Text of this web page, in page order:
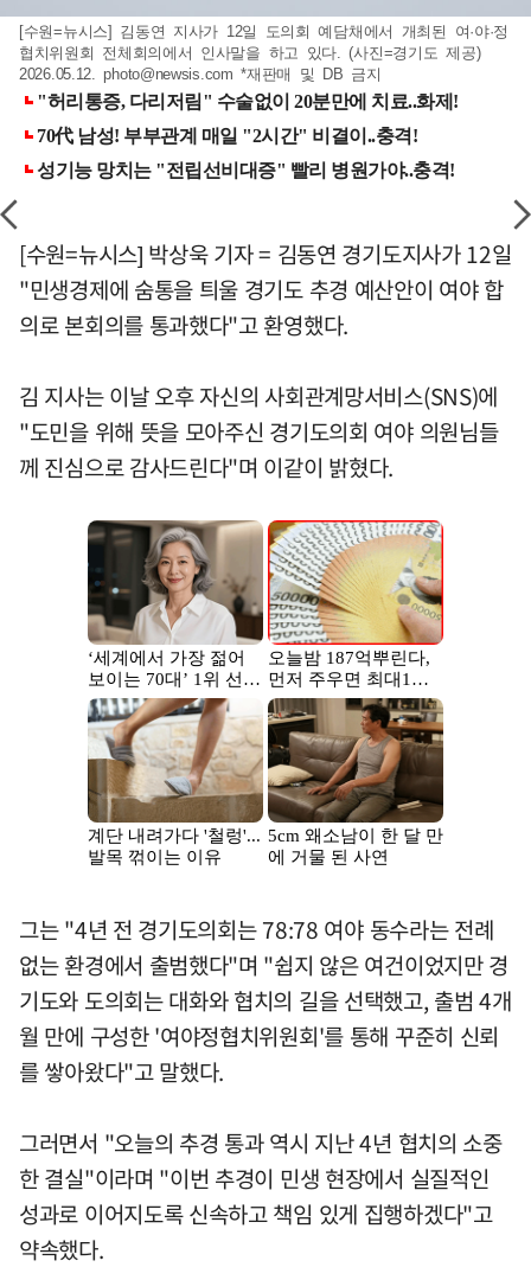
[수원=뉴시스] 김동연 지사가 12일 도의회 예담채에서 개최된 여·야·정
협치위원회 전체회의에서 인사말을 하고 있다. (사진=경기도 제공)
2026.05.12.photo@newsis.com *재판매 및 DB 금지
[수원=뉴시스] 박상욱 기자 = 김동연 경기도지사가 12일
"민생경제에 숨통을 틔울 경기도 추경 예산안이 여야 합
의로 본회의를 통과했다"고 환영했다.
김 지사는 이날 오후 자신의 사회관계망서비스(SNS)에
"도민을 위해 뜻을 모아주신 경기도의회 여야 의원님들
께 진심으로 감사드린다"며 이같이 밝혔다.
그는 "4년 전 경기도의회는 78:78 여야 동수라는 전례
없는 환경에서 출범했다"며 "쉽지 않은 여건이었지만 경
기도와 도의회는 대화와 협치의 길을 선택했고, 출범 4개
월 만에 구성한 '여야정협치위원회'를 통해 꾸준히 신뢰
를 쌓아왔다"고 말했다.
그러면서 "오늘의 추경 통과 역시 지난 4년 협치의 소중
한 결실"이라며 "이번 추경이 민생 현장에서 실질적인
성과로 이어지도록 신속하고 책임 있게 집행하겠다"고
약속했다.